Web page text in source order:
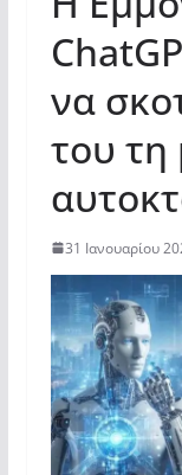
να
του τη
31 Ιανουαρίου